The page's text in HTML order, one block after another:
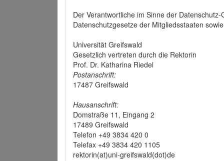
Der Verantwortliche im Sinne der
Datenschutzgesetze der Mitgliedsstaaten
Universität Greifswald
Gesetzlich vertreten durch die Rektorin
Prof. Dr. Katharina Riedel
Postanschrift:
17487 Greifswald
Hausanschrift:
Domstraße 11, Eingang 2
17489 Greifswald
Telefon +49 3834 420 0
Telefax +49 3834 420 1105
rektorin(at)uni-greifswald(dot)de